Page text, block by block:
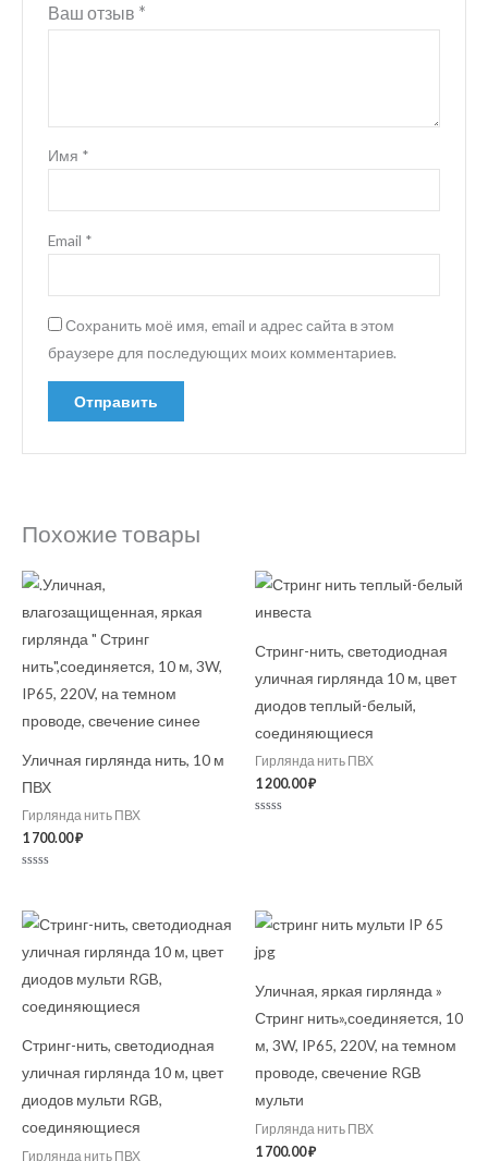
Ваш отзыв *
Имя *
Email *
Сохранить моё имя, email и адрес сайта в этом
браузере для последующих моих комментариев.
Похожие товары
Уличная гирлянда нить, 10 м
ПВХ
Гирлянда нить ПВХ
1 700.00₽
5
Стринг-нить, светодиодная
уличная гирлянда 10 м, цвет
диодов теплый-белый,
соединяющиеся
Гирлянда нить ПВХ
1 200.00₽
Стринг-нить, светодиодная
уличная гирлянда 10 м, цвет
диодов мульти RGB,
соединяющиеся
Гирлянда нить ПВХ
Уличная, яркая гирлянда »
Стринг нить»,соединяется, 10
м, 3W, IP65, 220V, на темном
проводе, свечение RGB
мульти
Гирлянда нить ПВХ
1 700.00₽